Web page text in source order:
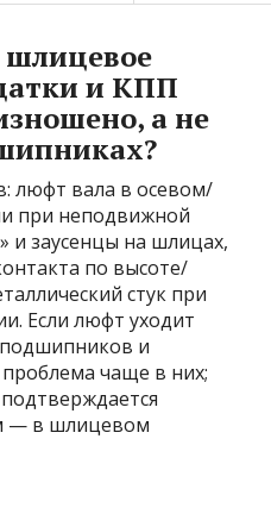
шлицевое
и КПП
а не
люфт вала в осевом/
при неподвижной
и заусенцы на шлицах,
по высоте/
стук при
Если люфт уходит
и
чаще в них;
— в шлицевом